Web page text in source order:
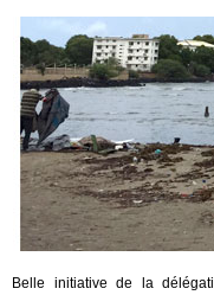
Belle initiative de la